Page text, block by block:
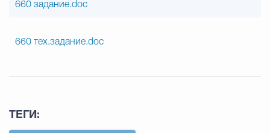
660 задание.doc
660 тех.задание.doc
ТЕГИ: